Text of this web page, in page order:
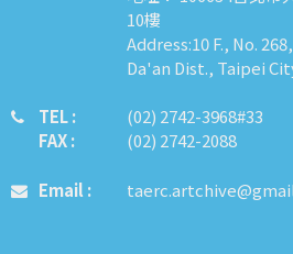
10樓
Address:10 F., No.
Da'an Dist., Taipei
TEL :
FAX :
​​​​(02) 2742-3968#33
(02) 2742-2088
Email :